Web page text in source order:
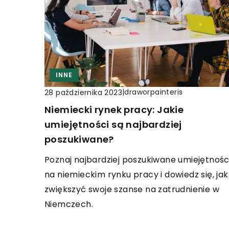
INNE
28 października 2023|draworpainteris
Niemiecki rynek pracy: Jakie
umiejętności są najbardziej
poszukiwane?
Poznaj najbardziej poszukiwane
na niemieckim rynku pracy i dowiedz się, jak
zwiększyć swoje szanse na zatrudnienie w
Niemczech.